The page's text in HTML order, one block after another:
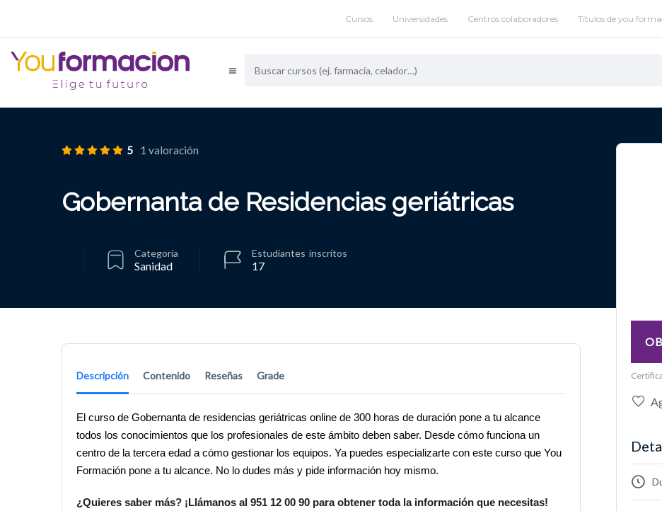
Cursos Universidades Centros colaboradores Títulos de you
5 1 valoración
Gobernanta de Residencias geriátricas
Categoría
Sanidad 17
Estudiantes inscritos
Descripción Contenido Reseñas Grade
El curso de Gobernanta de residencias geriátricas online de 300 horas de duración pone a tu alcance
todos los conocimientos que los profesionales de este ámbito deben saber. Desde cómo funciona un
centro de la tercera edad a cómo gestionar los equipos. Ya puedes especializarte con este curso que You
Formación pone a tu alcance. No lo dudes más y pide información hoy mismo.
¿Quieres saber más? ¡Llámanos al 951 12 00 90 para obtener toda la información que necesitas!